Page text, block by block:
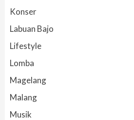
Konser
Labuan Bajo
Lifestyle
Lomba
Magelang
Malang
Musik